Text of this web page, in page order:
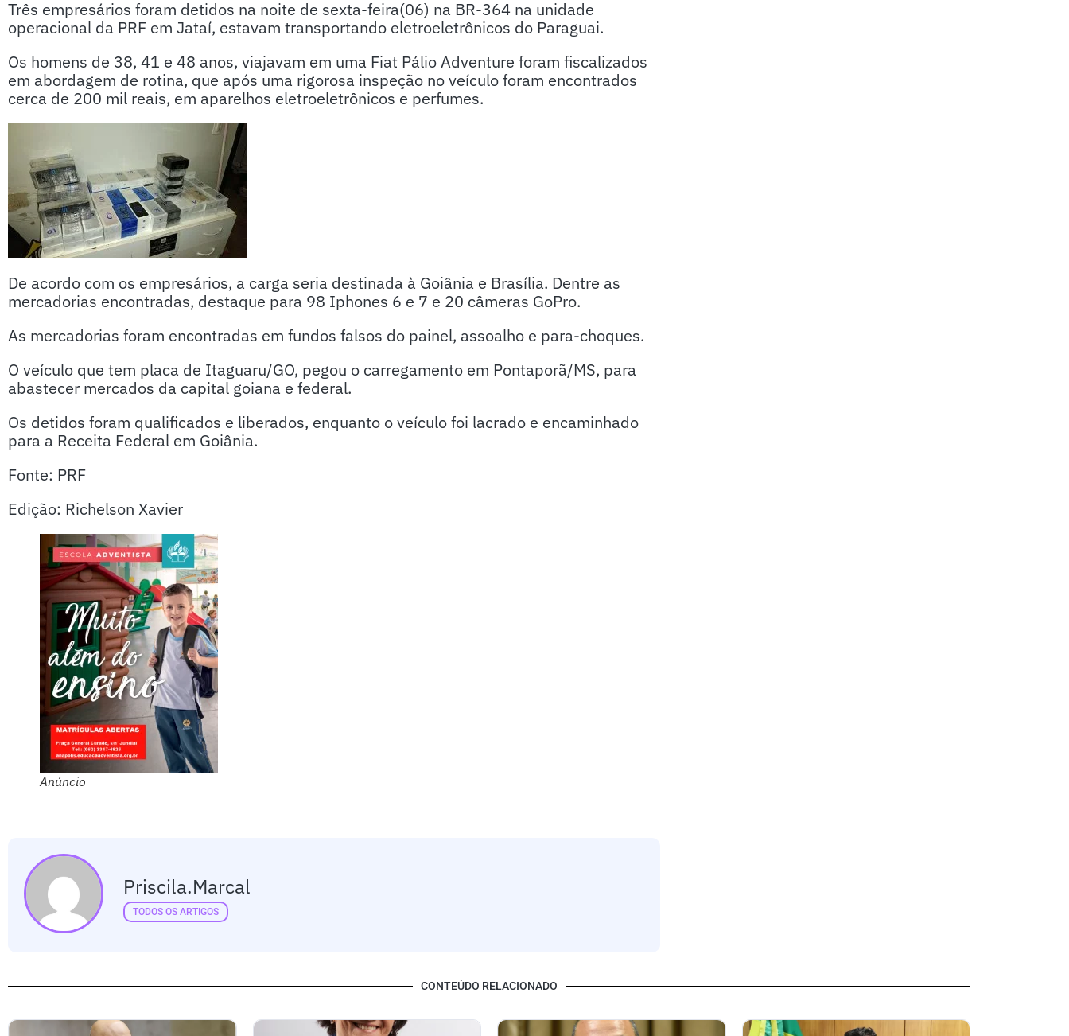
Três empresários foram detidos na noite de sexta-feira(06) na BR-364 na unidade
operacional da PRF em Jataí, estavam transportando eletroeletrônicos do Paraguai.
Os homens de 38, 41 e 48 anos, viajavam em uma Fiat Pálio Adventure foram fiscalizados
em abordagem de rotina, que após uma rigorosa inspeção no veículo foram encontrados
cerca de 200 mil reais, em aparelhos eletroeletrônicos e perfumes.
De acordo com os empresários, a carga seria destinada à Goiânia e Brasília. Dentre as
mercadorias encontradas, destaque para 98 Iphones 6 e 7 e 20 câmeras GoPro.
As mercadorias foram encontradas em fundos falsos do painel, assoalho e para-choques.
O veículo que tem placa de Itaguaru/GO, pegou o carregamento em Pontaporã/MS, para
abastecer mercados da capital goiana e federal.
Os detidos foram qualificados e liberados, enquanto o veículo foi lacrado e encaminhado
para a Receita Federal em Goiânia.
Fonte: PRF
Edição: Richelson Xavier
Anúncio
Priscila.marcal
TODOS OS ARTIGOS
CONTEÚDO RELACIONADO